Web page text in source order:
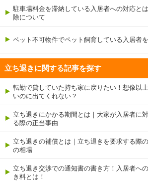
駐車場料金を滞納している入居者への対応と
除について
ペット不可物件でペット飼育している入居者
立ち退きに関する記事を探す
転勤で貸していた持ち家に戻りたい！想像以
いのに出てくれない？
立ち退きにかかる期間とは｜大家が入居者に
る際の正当事由
立ち退きの補償とは｜立ち退きを要求する際
の相場
立ち退き交渉での通知書の書き方！入居者へ
き料とは！